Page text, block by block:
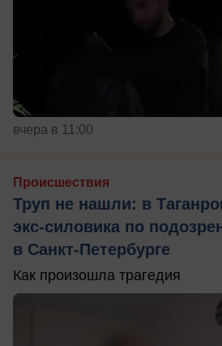
вчера в 11:00
Происшествия
Труп не нашли: в
экс-силовика по
в Санкт-Петербурге
Как произошла трагедия